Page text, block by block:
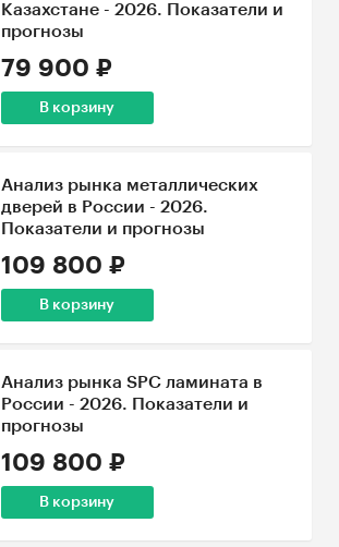
Казахстане - 2026. Показатели и
прогнозы
79 900 ₽
В корзину
Анализ рынка металлических
дверей в России - 2026.
Показатели и прогнозы
109 800 ₽
В корзину
Анализ рынка SPC ламината в
России - 2026. Показатели и
прогнозы
109 800 ₽
В корзину